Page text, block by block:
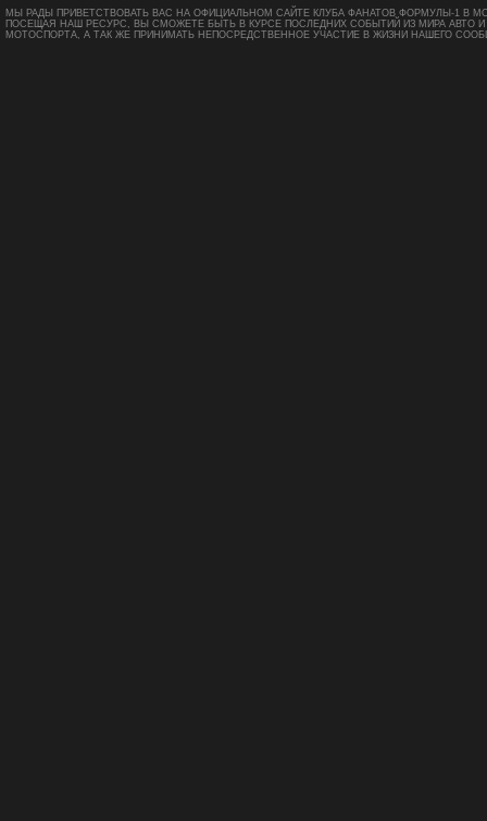
МЫ РАДЫ ПРИВЕТСТВОВАТЬ ВАС НА ОФИЦИАЛЬНОМ САЙТЕ КЛУБА ФАНАТОВ ФОРМУЛЫ-1 В
ПОСЕЩАЯ НАШ РЕСУРС, ВЫ СМОЖЕТЕ БЫТЬ В КУРСЕ ПОСЛЕДНИХ СОБЫТИЙ ИЗ МИРА АВТО И
МОТОСПОРТА, А ТАК ЖЕ ПРИНИМАТЬ НЕПОСРЕДСТВЕННОЕ УЧАСТИЕ В ЖИЗНИ НАШЕГО